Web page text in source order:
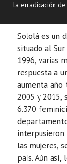
la erradicación
Sololá es un
situado al
1996, varias
respuesta a
aumenta año
2005 y 2015,
6.370
interpusieron
las mujeres,
país. Aún